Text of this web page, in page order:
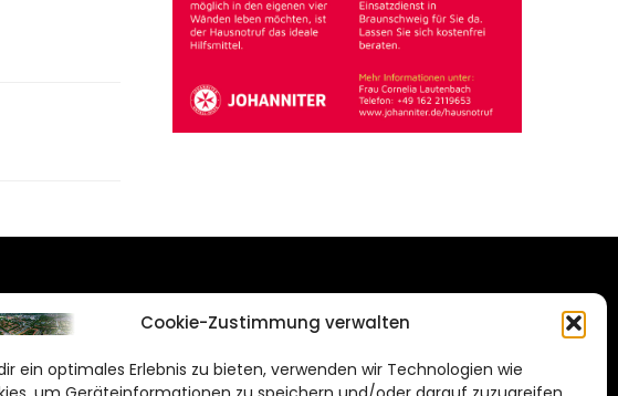
Cookie-Zustimmung verwalten
ein optimales Erlebnis zu bieten, verwenden wir Technologien wie
DAS STADTMAGAZIN
FÜR SALZGITTER
Impressum